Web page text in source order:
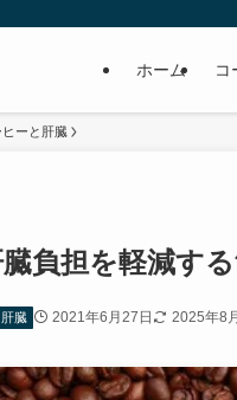
ホーム コ
ヒーと肝臓
負担を軽減す
臓 2021年6月27日 2025年8